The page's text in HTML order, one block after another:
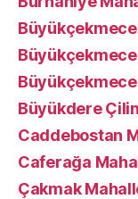
Büyükdere
Caddebostan
Caferağa
Çakmak